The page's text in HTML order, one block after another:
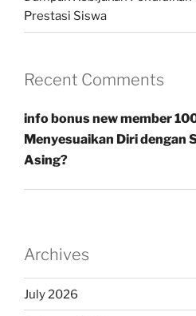
Prestasi Siswa
Recent Comments
info bonus new member
Menyesuaikan Diri dengan
Asing?
Archives
July 2026